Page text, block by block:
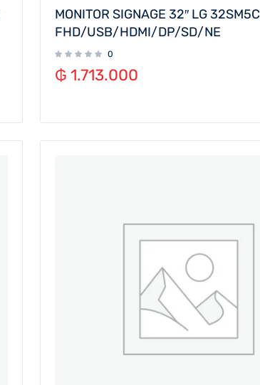
MONITOR SIGNAGE 32″ LG 32SM5C
FHD/USB/HDMI/DP/SD/NE
0
₲ 1.713.000